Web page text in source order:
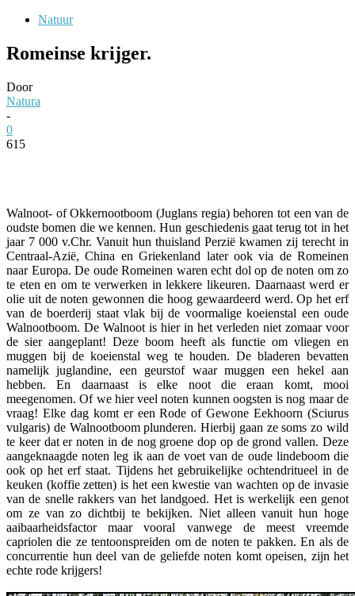
Natuur
Romeinse krijger.
Door
Natura
-
0
615
Walnoot- of Okkernootboom (Juglans regia) behoren tot een van de
oudste bomen die we kennen. Hun geschiedenis gaat terug tot in het
jaar 7 000 v.Chr. Vanuit hun thuisland Perzië kwamen zij terecht in
Centraal-Azië, China en Griekenland later ook via de Romeinen
naar Europa. De oude Romeinen waren echt dol op de noten om zo
te eten en om te verwerken in lekkere likeuren. Daarnaast werd er
olie uit de noten gewonnen die hoog gewaardeerd werd. Op het erf
van de boerderij staat vlak bij de voormalige koeienstal een oude
Walnootboom. De Walnoot is hier in het verleden niet zomaar voor
de sier aangeplant! Deze boom heeft als functie om vliegen en
muggen bij de koeienstal weg te houden. De bladeren bevatten
namelijk juglandine, een geurstof waar muggen een hekel aan
hebben. En daarnaast is elke noot die eraan komt, mooi
meegenomen. Of we hier veel noten kunnen oogsten is nog maar de
vraag! Elke dag komt er een Rode of Gewone Eekhoorn (Sciurus
vulgaris) de Walnootboom plunderen. Hierbij gaan ze soms zo wild
te keer dat er noten in de nog groene dop op de grond vallen. Deze
aangeknaagde noten leg ik aan de voet van de oude lindeboom die
ook op het erf staat. Tijdens het gebruikelijke ochtendritueel in de
keuken (koffie zetten) is het een kwestie van wachten op de invasie
van de snelle rakkers van het landgoed. Het is werkelijk een genot
om ze van zo dichtbij te bekijken. Niet alleen vanuit hun hoge
aaibaarheidsfactor maar vooral vanwege de meest vreemde
capriolen die ze tentoonspreiden om de noten te pakken. En als de
concurrentie hun deel van de geliefde noten komt opeisen, zijn het
echte rode krijgers!